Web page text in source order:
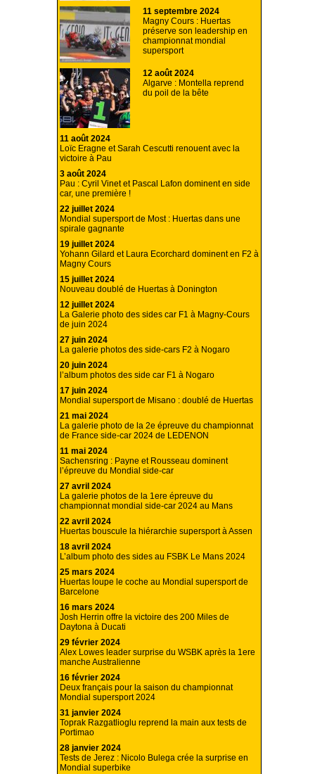
11 septembre 2024
Magny Cours : Huertas
préserve son leadership en
championnat mondial
supersport
12 août 2024
Algarve : Montella reprend
du poil de la bête
11 août 2024
Loïc Eragne et Sarah Cescutti renouent avec la
victoire à Pau
3 août 2024
Pau : Cyril Vinet et Pascal Lafon dominent en side
car, une première !
22 juillet 2024
Mondial supersport de Most : Huertas dans une
spirale gagnante
19 juillet 2024
Yohann Gilard et Laura Ecorchard dominent en F2 à
Magny Cours
15 juillet 2024
Nouveau doublé de Huertas à Donington
12 juillet 2024
La Galerie photo des sides car F1 à Magny-Cours
de juin 2024
27 juin 2024
La galerie photos des side-cars F2 à Nogaro
20 juin 2024
l’album photos des side car F1 à Nogaro
17 juin 2024
Mondial supersport de Misano : doublé de Huertas
21 mai 2024
La galerie photo de la 2e épreuve du championnat
de France side-car 2024 de LEDENON
11 mai 2024
Sachensring : Payne et Rousseau dominent
l’épreuve du Mondial side-car
27 avril 2024
La galerie photos de la 1ere épreuve du
championnat mondial side-car 2024 au Mans
22 avril 2024
Huertas bouscule la hiérarchie supersport à Assen
18 avril 2024
L’album photo des sides au FSBK Le Mans 2024
25 mars 2024
Huertas loupe le coche au Mondial supersport de
Barcelone
16 mars 2024
Josh Herrin offre la victoire des 200 Miles de
Daytona à Ducati
29 février 2024
Alex Lowes leader surprise du WSBK après la 1ere
manche Australienne
16 février 2024
Deux français pour la saison du championnat
Mondial supersport 2024
31 janvier 2024
Toprak Razgatlioglu reprend la main aux tests de
Portimao
28 janvier 2024
Tests de Jerez : Nicolo Bulega crée la surprise en
Mondial superbike